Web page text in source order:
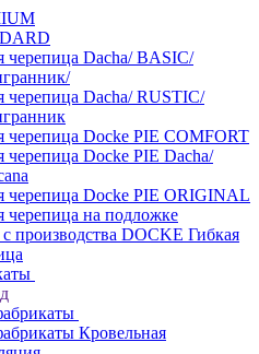
черепица Dacha/ BASIC/
черепица Dacha/ RUSTIC/
черепица Docke PIE COMFORT
черепица Docke PIE Dacha/
черепица Docke PIE ОRIGINАL
черепица на подложке
производства DOCKE Гибкая
Кровельная